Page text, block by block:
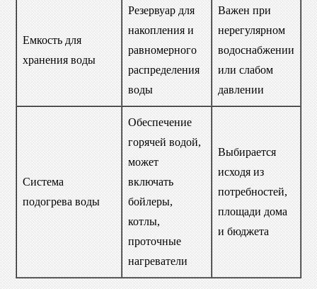
Емкость для
хранения воды
Резервуар для
накопления и
равномерного
распределения
воды
Важен при
нерегулярном
водоснабжении
или слабом
давлении
Система
подогрева воды
Обеспечение
горячей водой,
может
включать
бойлеры,
котлы,
проточные
нагреватели
Выбирается
исходя из
потребностей,
площади дома
и бюджета